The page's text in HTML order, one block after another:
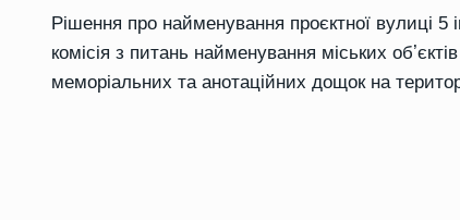
Рішення про найменування проєктної вулиці
комісія з питань найменування міських
меморіальних та анотаційних дощок на